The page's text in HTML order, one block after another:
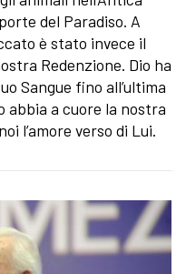
del Paradiso. A
è stato invece il
Redenzione. Dio ha
Sangue fino all’ultima
a cuore la nostra
l’amore verso di Lui.